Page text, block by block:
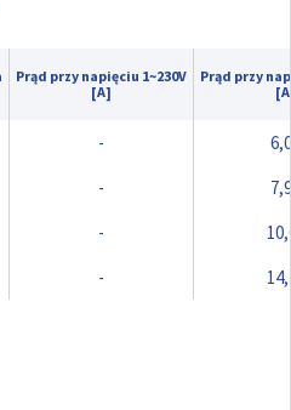
Prąd przy napięciu 1~230V
[A]
Prąd przy
-
-
-
-